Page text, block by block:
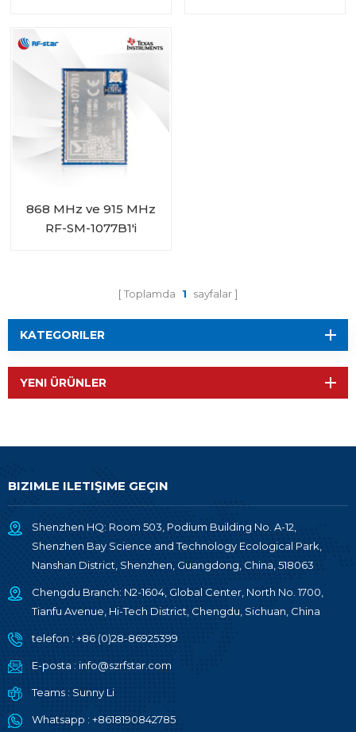
868 MHz ve 915 MHz
RF-SM-1077B1'i
Toplamda 1 sayfalar
KATEGORILER
YENI ÜRÜNLER
BIZIMLE ILETIŞIME GEÇIN
Shenzhen HQ: Room 503, Podium Building No. A-12,
Shenzhen Bay Science and Technology Ecological Park,
Nanshan District, Shenzhen, Guangdong, China, 518063
Chengdu Branch: N2-1604, Global Center, North No. 1700,
Tianfu Avenue, Hi-Tech District, Chengdu, Sichuan, China
telefon : +86 (0)28-86925399
E-posta : info@szrfstar.com
Teams : Sunny Li
Whatsapp : +8618190842785